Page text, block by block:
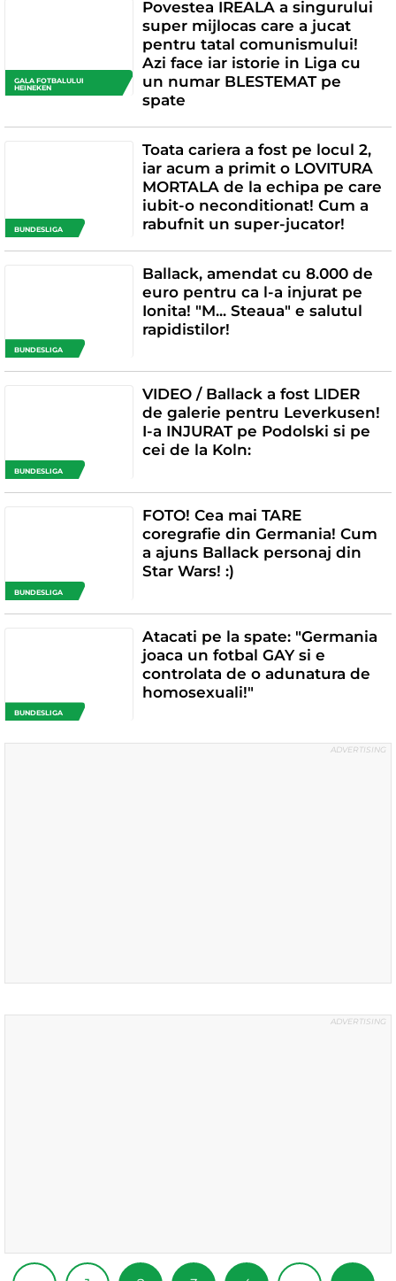
GALA FOTBALULUI
HEINEKEN
Povestea IREALA a singurului
super mijlocas care a jucat
pentru tatal comunismului!
Azi face iar istorie in Liga cu
un numar BLESTEMAT pe
spate
BUNDESLIGA
Toata cariera a fost pe locul 2,
iar acum a primit o LOVITURA
MORTALA de la echipa pe care
iubit-o neconditionat! Cum a
rabufnit un super-jucator!
BUNDESLIGA
Ballack, amendat cu 8.000 de
euro pentru ca l-a injurat pe
Ionita! "M... Steaua" e salutul
rapidistilor!
BUNDESLIGA
VIDEO / Ballack a fost LIDER
de galerie pentru Leverkusen!
I-a INJURAT pe Podolski si pe
cei de la Koln:
BUNDESLIGA
FOTO! Cea mai TARE
coregrafie din Germania! Cum
a ajuns Ballack personaj din
Star Wars! :)
BUNDESLIGA
Atacati pe la spate: "Germania
joaca un fotbal GAY si e
controlata de o adunatura de
homosexuali!"